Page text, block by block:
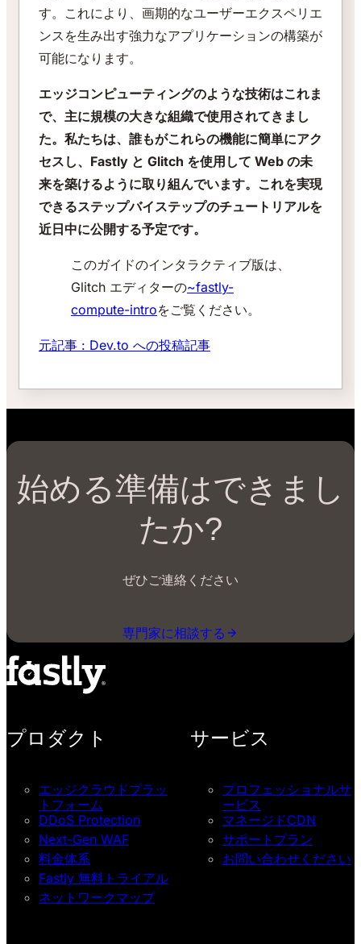
す。これにより、画期的なユーザーエクスペリエ
ンスを生み出す強力なアプリケーションの構築が
可能になります。
エッジコンピューティングのような技術はこれま
で、主に規模の大きな組織で使用されてきまし
た。私たちは、誰もがこれらの機能に簡単にアク
セスし、Fastly と Glitch を使用して Web の未
来を築けるように取り組んでいます。これを実現
できるステップバイステップのチュートリアルを
近日中に公開する予定です。
このガイドのインタラクティブ版は、
Glitch エディターの~fastly-
compute-introをご覧ください。
元記事 : Dev.to への投稿記事
始める準備はできまし
たか?
ぜひご連絡ください
専門家に相談する
プロダクト
エッジクラウドプラッ
トフォーム
DDoS Protection
Next-Gen WAF
料金体系
Fastly 無料トライアル
ネットワークマップ
サービス
プロフェッショナルサ
ービス
マネージドCDN
サポートプラン
お問い合わせください